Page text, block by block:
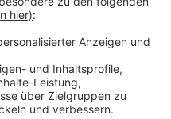
Das Radio